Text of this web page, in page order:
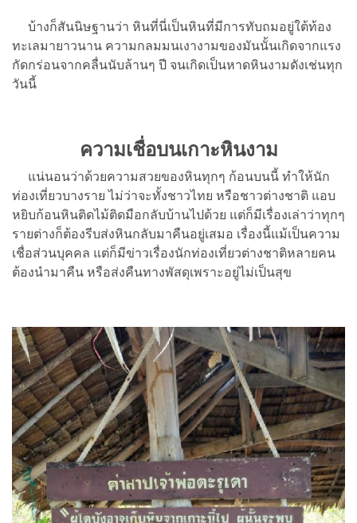
บ้างก็สันนิษฐานว่า หินที่นี่เป็นหินที่มีการทับถมอยู่ใต้ท้อง
ทะเลมายาวนาน ความกลมมนเงางามของมันนั้นเกิดจากแรง
กัดกร่อนจากคลื่นนับล้านๆ ปี จนเกิดเป็นหาดหินงามดังเช่นทุก
วันนี้
ความเชื่อบนเกาะหินงาม
แน่นอนว่าด้วยความสวยของหินทุกๆ ก้อนบนนี้ ทำให้นัก
ท่องเที่ยวบางราย ไม่ว่าจะทั้งชาวไทย หรือชาวต่างชาติ แอบ
หยิบก้อนหินติดไม้ติดมือกลับบ้านไปด้วย แต่ก็มีเรื่องเล่าว่าทุกๆ
รายต่างก็ต้องรีบส่งหินกลับมาคืนอยู่เสมอ เรื่องนี้แม้เป็นความ
เชื่อส่วนบุคคล แต่ก็มีข่าวเรื่องนักท่องเที่ยวต่างชาติหลายคน
ต้องนำมาคืน หรือส่งคืนทางพัสดุเพราะอยู่ไม่เป็นสุข